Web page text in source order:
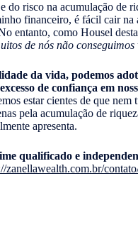
do risco na acumulação de
financeiro, é fácil cair
entanto, como Housel
de nós não
da vida, podemos
de confiança em
estar cientes de que
pela acumulação de
apresenta.
qualificado e
zanellawealth.com.br/